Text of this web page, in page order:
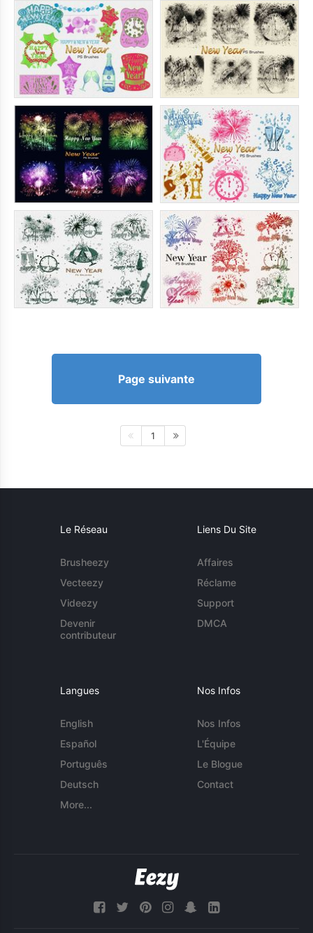
Page suivante
1
Le Réseau
Brusheezy
Vecteezy
Videezy
Devenir
contributeur
Liens Du Site
Affaires
Réclame
Support
DMCA
Langues
English
Español
Português
Deutsch
More...
Nos Infos
Nos Infos
L'Équipe
Le Blogue
Contact